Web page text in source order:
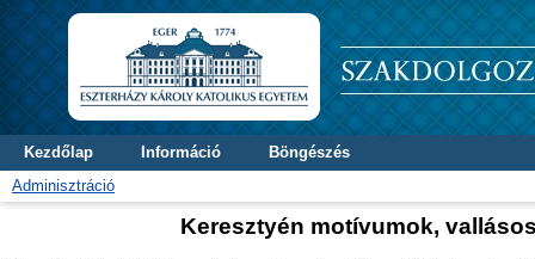
Kezdőlap Információ
Böngészés
Adminisztráció
Keresztyén motívumok,